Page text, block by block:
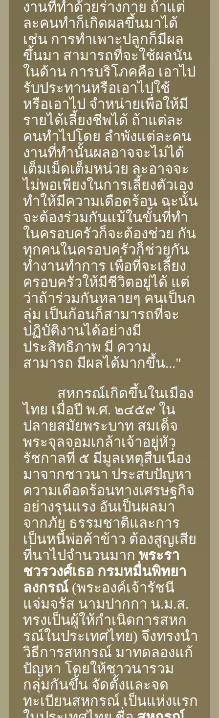
งานที่ทําด้วยร่างกาย ถ้าแต่
ละคนทําก็เกิดผลขึ้นมาได้
เช่น การทําเพาะปลูกก็มีผล
ขึ้นมา สามารถที่จะใช้ผลนัน
ในด้าน การบริโภคคือ เอาไป
รับประทานหรือเอาไปใช้
หรือเอาไป จําหน่ายเพื่อให้มี
รายได้เลี้ยงชีพได้ ถ้าแต่ละ
คนทําไปโดย ลําพังแต่ละคน
งานที่ทํานั้นผลอาจจะไม่ได้
เต็มเม็ดเต็มหน่วย ละอาจจะ
ไม่พอเพียงในการเลี้ยงตัวเอง
ทําให้มีความเดือดร้อน ฉะนั้น
จะต้องร่วมกันแม้ในขั้นที่ทํา
ในครอบครัวก็จะต้องช่วย กัน
ทุกคนในครอบครัวก็ช่วยกัน
ทํางานทําการ เพื่อที่จะเลี้ยง
ครอบครัวให้มีชีวิตอยู่ได้ แต่
ว่าถ้าร่วมกันหลายๆ คนเป็นก
ลุ่ม เป็นก้อนก็สามารถที่จะ
ปฏิบัติงานได้อย่างมี
ประสิทธิภาพ มี ความ
สามารถ มีผลได้มากขึ้น..."
สหกรณ์เกิดขึ้นในเมือง
ไทย เมื่อปี พ.ศ. ๒๔๕๙ ใน
ปลายสมัยพระบาท สมเด็จ
พระจุลจอมเกล้าเจ้าอยู่หัว
รัชกาลที่ ๕ มีมูลเหตุสืบเนื่อง
มาจากชาวนา ประสบปัญหา
ความเดือดร้อนทางเศรษฐกิจ
อย่างรุนแรง อันเป็นผลมา
จากภัย ธรรมชาติและการ
เป็นหนี้พ่อค้าข้าว ต้องสูญเสีย
ที่นาไปจํานวนมากพระรา
ชวรวงศ์เธอ กรมหมื่นพิทยา
ลงกรณ์ (พระองค์เจ้ารัชนี
แจ่มจรัส นามปากกา น.ม.ส.
ทรงเป็นผู้ให้กําเนิดการสหก
รณ์ในประเทศไทย) จึงทรงนํา
วิธีการสหกรณ์ มาทดลองแก้
ปัญหา โดยให้ชาวนารวม
กลุ่มกันขึ้น จัดตั้งและจด
ทะเบียนสหกรณ์ เป็นแห่งแรก